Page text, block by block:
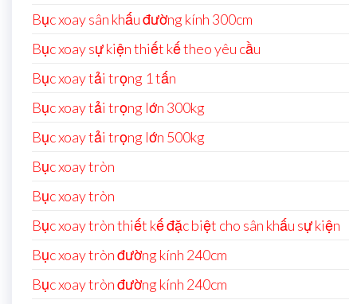
Bục xoay sân khấu đường kính 300cm
Bục xoay sự kiện thiết kế theo yêu cầu
Bục xoay tải trọng 1 tấn
Bục xoay tải trọng lớn 300kg
Bục xoay tải trọng lớn 500kg
Bục xoay tròn
Bục xoay tròn
Bục xoay tròn thiết kế đặc biệt cho sân khấu sự kiện
Bục xoay tròn đường kính 240cm
Bục xoay tròn đường kính 240cm